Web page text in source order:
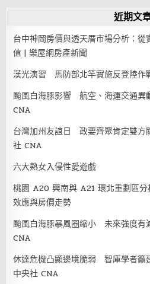
近期文
台中神岡房價與透天厝市場分析：
值 | 樂屋網房產新聞
漢光演習 馬防部北竿實施反登陸作
颱風白海豚影響 航空、海運交通異
CNA
台灣加州友誼日 政要齊聚肯定雙方
社 CNA
六大熟女入侵性愛遊戲
桃園 A20 興南與 A21 環北重劃區
效應與房價走勢
颱風白海豚暴風圈縮小 未來強度有
CNA
休達危機凸顯邊境脆弱 智庫學者籲
中央社 CNA